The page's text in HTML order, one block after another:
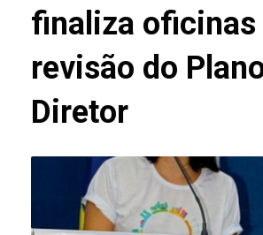
finaliza oficinas
revisão do
Diretor